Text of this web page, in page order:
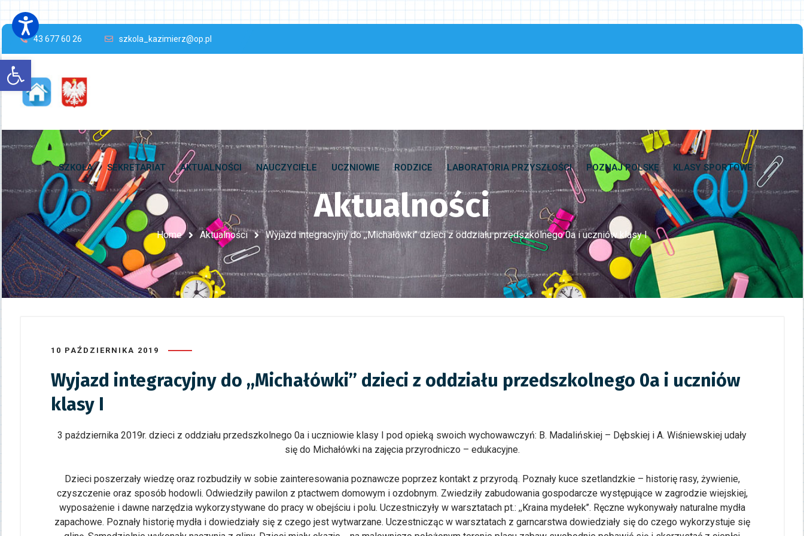
Open toolbar
43 677 60 26 szkola_kazimierz@op.pl
SZKOŁA SEKRETARIAT AKTUALNOŚCI NAUCZYCIELE UCZNIOWIE RODZICE LABORATORIA PRZYSZŁOŚCI POZNAJ POLSKĘ KLASY SPORTOWE
Aktualności
Home Aktualności Wyjazd integracyjny do ,,Michałówki’’ dzieci z oddziału przedszkolnego 0a i uczniów klasy I
10 PAŹDZIERNIKA 2019
Wyjazd integracyjny do ,,Michałówki’’ dzieci z oddziału przedszkolnego 0a i uczniów
klasy I
3 października 2019r. dzieci z oddziału przedszkolnego 0a i uczniowie klasy I pod opieką swoich wychowawczyń: B. Madalińskiej – Dębskiej i A. Wiśniewskiej udały
się do Michałówki na zajęcia przyrodniczo – edukacyjne.
Dzieci poszerzały wiedzę oraz rozbudziły w sobie zainteresowania poznawcze poprzez kontakt z przyrodą. Poznały kuce szetlandzkie – historię rasy, żywienie,
czyszczenie oraz sposób hodowli. Odwiedziły pawilon z ptactwem domowym i ozdobnym. Zwiedziły zabudowania gospodarcze występujące w zagrodzie wiejskiej,
wyposażenie i dawne narzędzia wykorzystywane do pracy w obejściu i polu. Uczestniczyły w warsztatach pt.: ,,Kraina mydełek’’. Ręczne wykonywały naturalne mydła
zapachowe. Poznały historię mydła i dowiedziały się z czego jest wytwarzane. Uczestnicząc w warsztatach z garncarstwa dowiedziały się do czego wykorzystuje się